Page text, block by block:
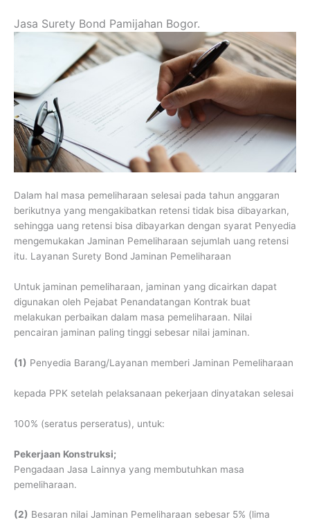
Jasa Surety Bond Pamijahan Bogor.
Dalam hal masa pemeliharaan selesai pada tahun anggaran
berikutnya yang mengakibatkan retensi tidak bisa dibayarkan,
sehingga uang retensi bisa dibayarkan dengan syarat Penyedia
mengemukakan Jaminan Pemeliharaan sejumlah uang retensi
itu. Layanan Surety Bond Jaminan Pemeliharaan
Untuk jaminan pemeliharaan, jaminan yang dicairkan dapat
digunakan oleh Pejabat Penandatangan Kontrak buat
melakukan perbaikan dalam masa pemeliharaan. Nilai
pencairan jaminan paling tinggi sebesar nilai jaminan.
(1) Penyedia Barang/Layanan memberi Jaminan Pemeliharaan
kepada PPK setelah pelaksanaan pekerjaan dinyatakan selesai
100% (seratus perseratus), untuk:
Pekerjaan Konstruksi;
Pengadaan Jasa Lainnya yang membutuhkan masa
pemeliharaan.
(2) Besaran nilai Jaminan Pemeliharaan sebesar 5% (lima